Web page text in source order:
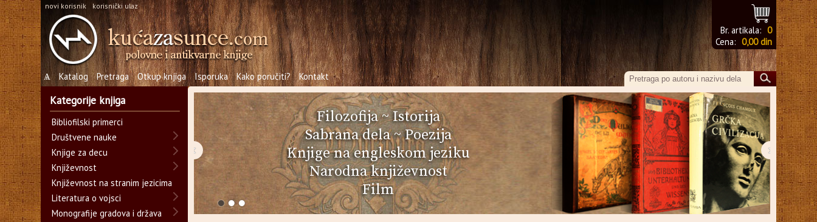
novi korisnik korisnički ulaz
Br. artikala: 0
Cena: 0,00 din
Ѧ Katalog Pretraga Otkup knjiga Isporuka Kako poručiti? Kontakt
Filozofija~Istorija
Sabrana dela~Poezija
Knjige na engleskom jeziku
Narodna književnost
Film
‹ ›
Kategorije knjiga
Bibliofilski primerci
Društvene nauke
Knjige za decu
Književnost
Književnost na stranim jezicima
Literatura o vojsci
Monografije gradova i država